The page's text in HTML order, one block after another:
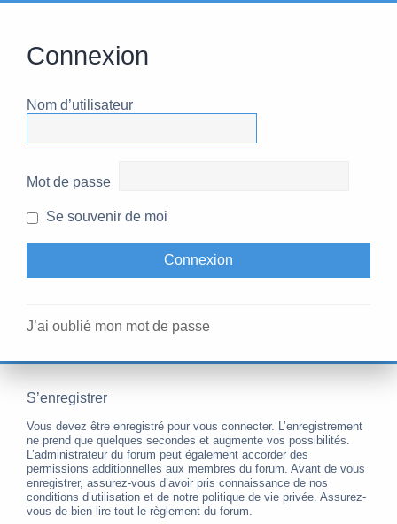
Connexion
Nom d’utilisateur
Mot de passe
Se souvenir de moi
J’ai oublié mon mot de passe
S’enregistrer
Vous devez être enregistré pour vous connecter. L’enregistrement
ne prend que quelques secondes et augmente vos possibilités.
L’administrateur du forum peut également accorder des
permissions additionnelles aux membres du forum. Avant de vous
enregistrer, assurez-vous d’avoir pris connaissance de nos
conditions d’utilisation et de notre politique de vie privée. Assurez-
vous de bien lire tout le règlement du forum.